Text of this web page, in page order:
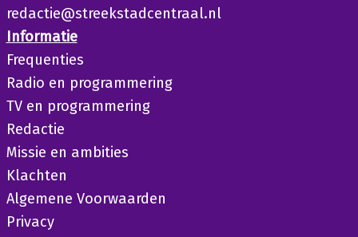
redactie@streekstadcentraal.nl
Informatie
Frequenties
Radio en programmering
TV en programmering
Redactie
Missie en ambities
Klachten
Algemene Voorwaarden
Privacy